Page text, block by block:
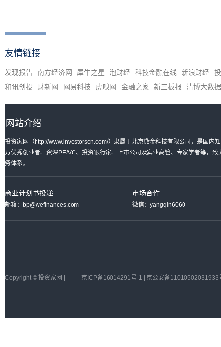
友情链接
发现报告 南方经济网 犀牛之星 泡财经 科技金融在线 新浪财经
和讯创投
财新网 网易科技 虎嗅网 金融之家 新三板报 清博大数据
网站介绍
投资家网（http://www.investorscn.com/）隶属于北京微金科技有限公司，是国内
万优秀创业者、资深PE/VC、投资银行家、上市公司及实业高管、专家学者等，
务体系。
商业计划书投递
邮箱：bp@wefinances.com
市场合作
微信：yangqin6060
Copyright © 投资家网 | 京ICP备16014291号-1 | 京公安备11010502031933